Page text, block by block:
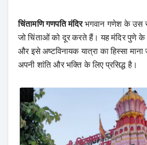
चिंतामणि गणपति मंदिरभगवान गणेश के उस
जो चिंताओं को दूर करते हैं। यह मंदिर पुणे
और इसे अष्टविनायक यात्रा का हिस्सा माना
अपनी शांति और भक्ति के लिए प्रसिद्ध है।